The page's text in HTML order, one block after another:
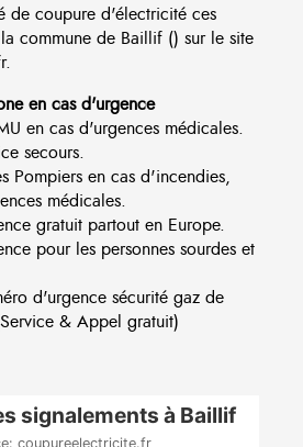
de coupure d'électricité ces
commune de Baillif () sur le site
en cas d'urgence
en cas d'urgences médicales.
secours.
Pompiers en cas d'incendies,
médicales.
gratuit partout en Europe.
pour les personnes sourdes et
d'urgence sécurité gaz de
& Appel gratuit)
signalements à Baillif
coupureelectricite.fr